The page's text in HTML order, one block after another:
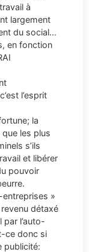
à
largement
du social…
en fonction
l’esprit
la
les plus
s’ils
et libérer
pouvoir
»
détaxé
l’auto-
ce donc si
publicité: